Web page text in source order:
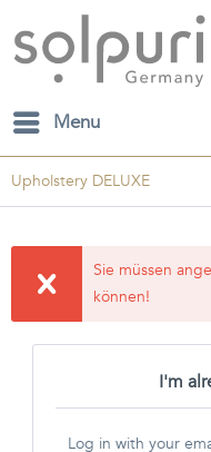
Menu
Upholstery DELUXE
Sie müssen
können!
I'm
Log in with your